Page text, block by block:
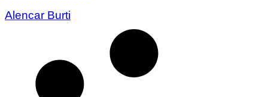
Alencar Burti